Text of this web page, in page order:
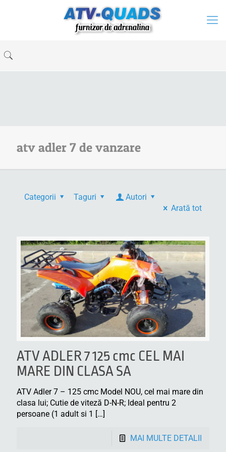
atv adler 7 de vanzare
Categorii Taguri
Autori
Arată tot
ATV ADLER 7 125 cmc CEL MAI
MARE DIN CLASA SA
ATV Adler 7 – 125 cmc Model NOU, cel mai mare din
clasa lui; Cutie de viteză D-N-R; Ideal pentru 2
persoane (1 adult si 1 […]
MAI MULTE DETALII